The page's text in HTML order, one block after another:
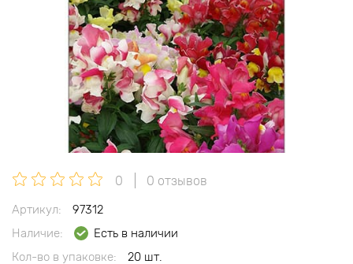
0 0 отзывов
Артикул:
97312
Наличие:
Есть в наличии
Кол-во в упаковке:
20 шт.